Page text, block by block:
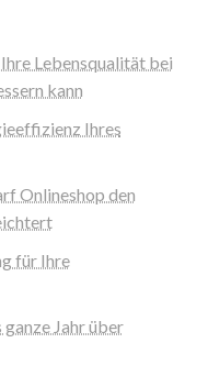
Lebensqualität bei
kann
Ihres
Onlineshop den
für Ihre
Jahr über